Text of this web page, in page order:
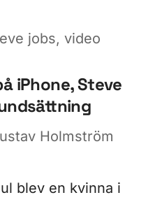
jobs, video
iPhone, Steve
Holmström
blev en kvinna i